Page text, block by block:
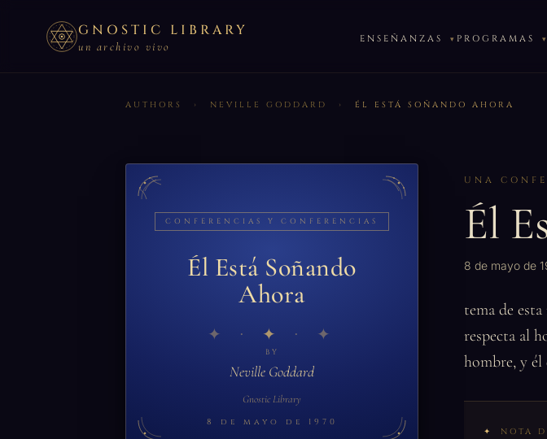
GNOSTIC LIBRARY
un archivo vivo
ENSEÑANZAS PROGRAMAS
AUTHORS › NEVILLE GODDARD › ÉL ESTÁ SOÑANDO AHORA
CONFERENCIAS Y CONFERENCIAS
Él Está Soñando
Ahora
✦
BY
Neville Goddard
Gnostic Library
8 de mayo de 1970
UNA
Él
8 de mayo de
tema de
respecta al
hombre, y
NOTA